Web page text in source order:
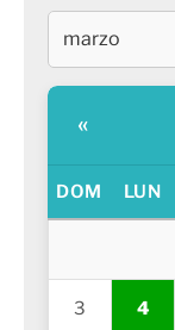
«
DOM LUN
3 4